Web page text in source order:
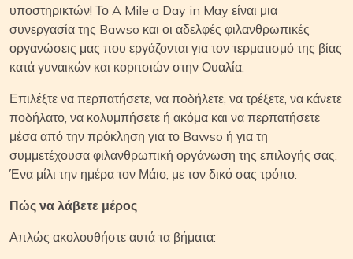
υποστηρικτών! Το A Mile a Day in May είναι μια
συνεργασία της Bawso και οι αδελφές φιλανθρωπικές
οργανώσεις μας που εργάζονται για τον τερματισμό της βίας
κατά γυναικών και κοριτσιών στην Ουαλία.
Επιλέξτε να περπατήσετε, να ποδήλετε, να τρέξετε, να κάνετε
ποδήλατο, να κολυμπήσετε ή ακόμα και να περπατήσετε
μέσα από την πρόκληση για το Bawso ή για τη
συμμετέχουσα φιλανθρωπική οργάνωση της επιλογής σας.
Ένα μίλι την ημέρα τον Μάιο, με τον δικό σας τρόπο.
Πώς να λάβετε μέρος
Απλώς ακολουθήστε αυτά τα βήματα: